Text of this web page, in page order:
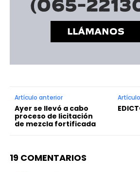
━ Planes
Artículo anterior
Ayer se llevó a cabo
proceso de licitación
de mezcla fortificada
19 COMENTARIOS